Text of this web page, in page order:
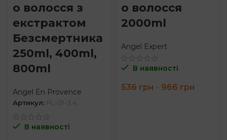
о волосся з
екстрактом
Безсмертника
250ml, 400ml,
800ml
Angel En Provence
Артикул: PL-01-3,4
В наявності
о волосся
2000ml
Angel Expert
В наявності
536 грн – 966 грн